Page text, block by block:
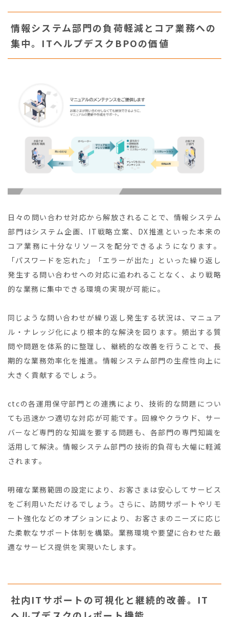
情報システム部門の負荷軽減とコア業務への
集中。ITヘルプデスクBPOの価値
日々の問い合わせ対応から解放されることで、情報システム
部門はシステム企画、IT戦略立案、DX推進といった本来の
コア業務に十分なリソースを配分できるようになります。
「パスワードを忘れた」「エラーが出た」といった繰り返し
発生する問い合わせへの対応に追われることなく、より戦略
的な業務に集中できる環境の実現が可能に。
同じような問い合わせが繰り返し発生する状況は、マニュア
ル・ナレッジ化により根本的な解決を図ります。頻出する質
問や問題を体系的に整理し、継続的な改善を行うことで、長
期的な業務効率化を推進。情報システム部門の生産性向上に
大きく貢献するでしょう。
ctcの各運用保守部門との連携により、技術的な問題につい
ても迅速かつ適切な対応が可能です。回線やクラウド、サー
バーなど専門的な知識を要する問題も、各部門の専門知識を
活用して解決。情報システム部門の技術的負荷も大幅に軽減
されます。
明確な業務範囲の設定により、お客さまは安心してサービス
をご利用いただけるでしょう。さらに、訪問サポートやリモ
ート強化などのオプションにより、お客さまのニーズに応じ
た柔軟なサポート体制を構築。業務環境や要望に合わせた最
適なサービス提供を実現いたします。
社内ITサポートの可視化と継続的改善。IT